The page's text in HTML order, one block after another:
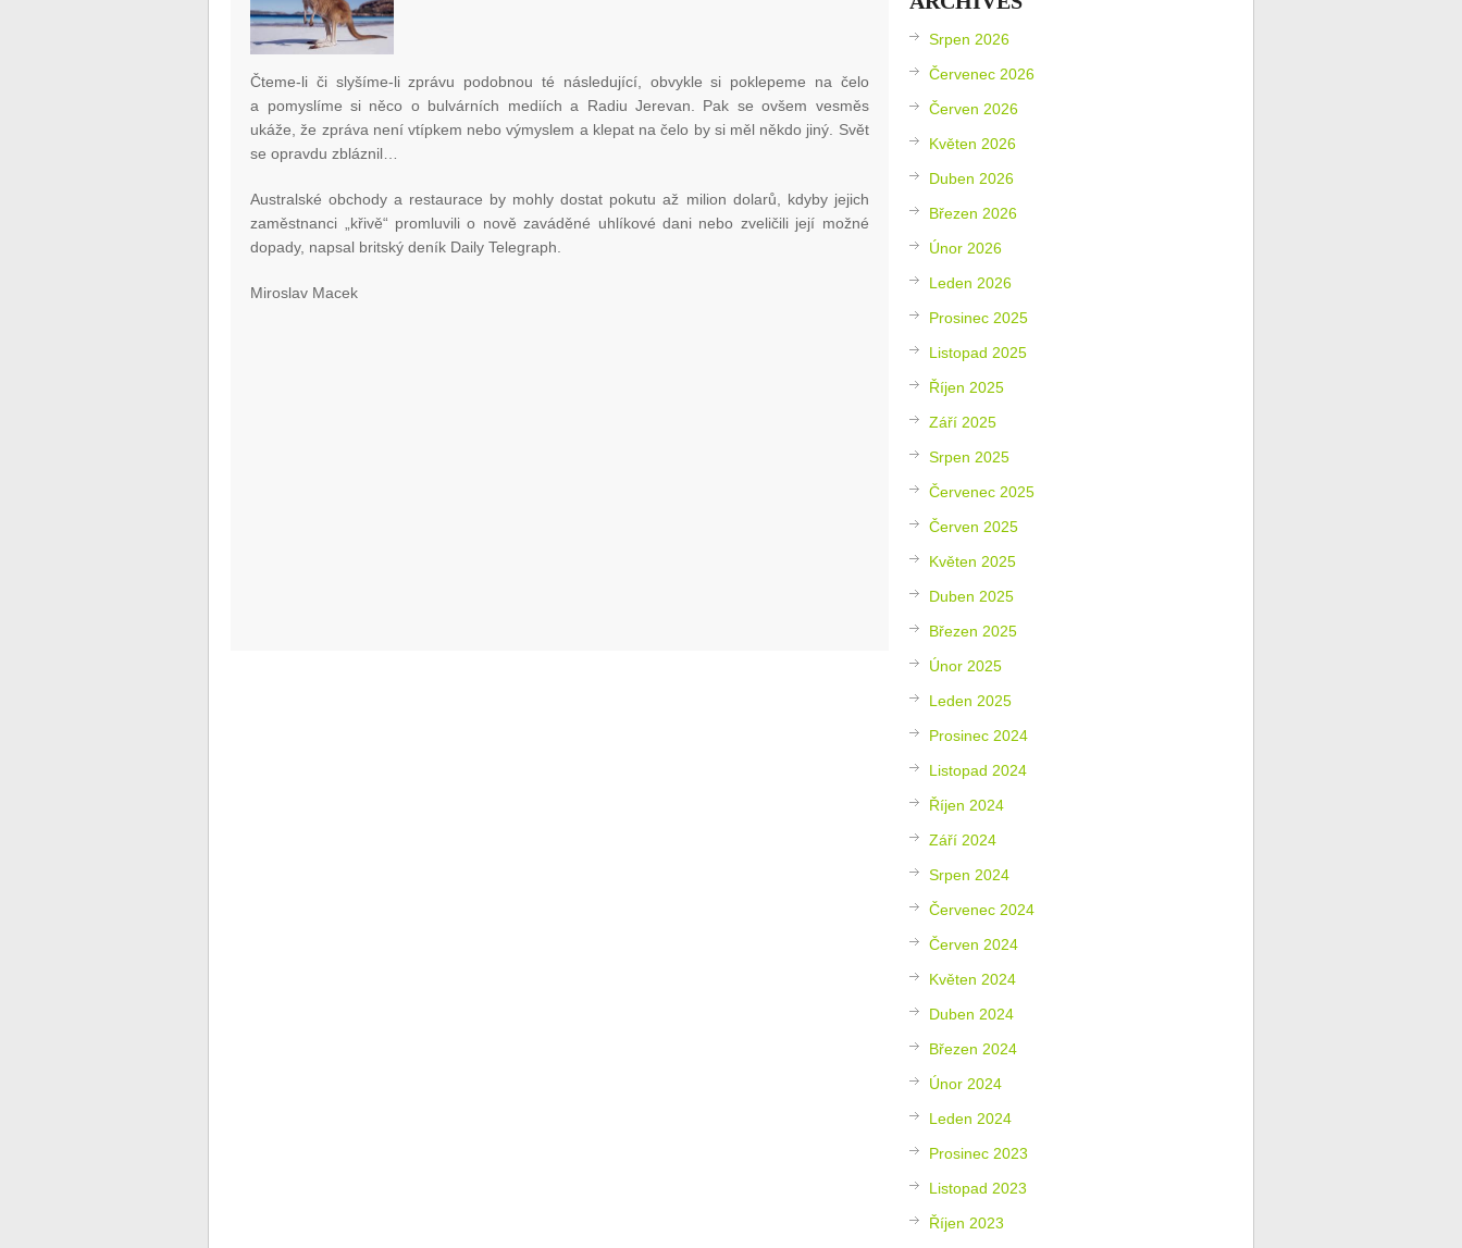
Čteme-li či slyšíme-li zprávu podobnou té následující, obvykle si poklepeme na čelo
a pomyslíme si něco o bulvárních mediích a Radiu Jerevan. Pak se ovšem vesměs
ukáže, že zpráva není vtípkem nebo výmyslem a klepat na čelo by si měl někdo jiný. Svět
se opravdu zbláznil…
Australské obchody a restaurace by mohly dostat pokutu až milion dolarů, kdyby jejich
zaměstnanci „křivě“ promluvili o nově zaváděné uhlíkové dani nebo zveličili její možné
dopady, napsal britský deník Daily Telegraph.
Miroslav Macek
Srpen 2026
Červenec 2026
Červen 2026
Květen 2026
Duben 2026
Březen 2026
Únor 2026
Leden 2026
Prosinec 2025
Listopad 2025
Říjen 2025
Září 2025
Srpen 2025
Červenec 2025
Červen 2025
Květen 2025
Duben 2025
Březen 2025
Únor 2025
Leden 2025
Prosinec 2024
Listopad 2024
Říjen 2024
Září 2024
Srpen 2024
Červenec 2024
Červen 2024
Květen 2024
Duben 2024
Březen 2024
Únor 2024
Leden 2024
Prosinec 2023
Listopad 2023
Říjen 2023